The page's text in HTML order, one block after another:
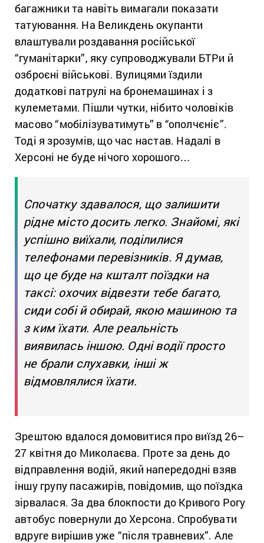
багажники та навіть вимагали показати
татуювання. На Великдень окупанти
влаштували роздавання російської
“гуманітарки”, яку супроводжували БТРи й
озброєні військові. Вулицями їздили
додаткові патрулі на бронемашинах і з
кулеметами. Пішли чутки, нібито чоловіків
масово “мобілізуватимуть” в “ополчєніє”.
Тоді я зрозумів, що час настав. Надалі в
Херсоні не буде нічого хорошого…
Спочатку здавалося, що залишити
рідне місто досить легко. Знайомі, які
успішно виїхали, поділилися
телефонами перевізників. Я думав,
що це буде на кшталт поїздки на
таксі: охочих відвезти тебе багато,
сиди собі й обирай, якою машиною та
з ким їхати. Але реальність
виявилась іншою. Одні водії просто
не брали слухавки, інші ж
відмовлялися їхати.
Зрештою вдалося домовитися про виїзд 26–
27 квітня до Миколаєва. Проте за день до
відправлення водій, який напередодні взяв
іншу групу пасажирів, повідомив, що поїздка
зірвалася. За два блокпости до Кривого Рогу
автобус повернули до Херсона. Спробувати
вдруге вирішив уже “після травневих”. Але